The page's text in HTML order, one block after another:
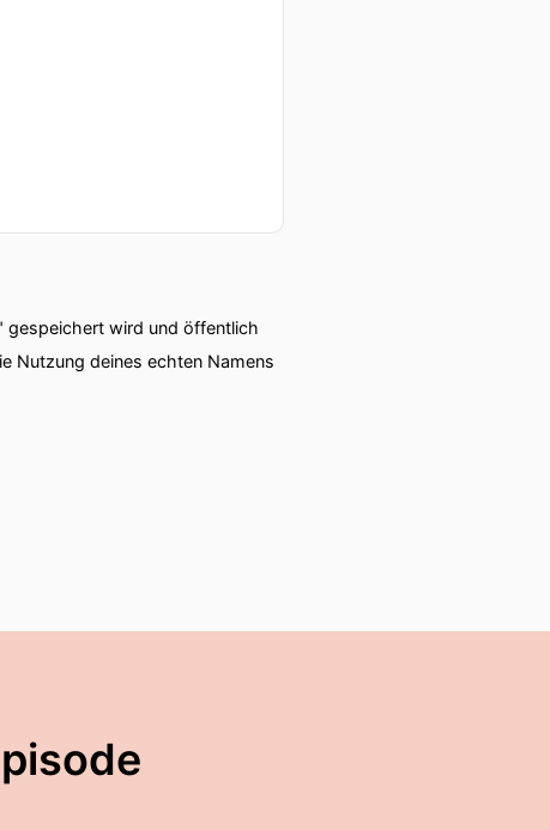
gespeichert wird und öffentlich
Nutzung deines echten Namens